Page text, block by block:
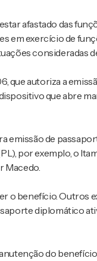
afastado das
em exercício de
consideradas
autoriza a
que abre
emissão de
por exemplo, o
Macedo.
o benefício. Outros
diplomático
do